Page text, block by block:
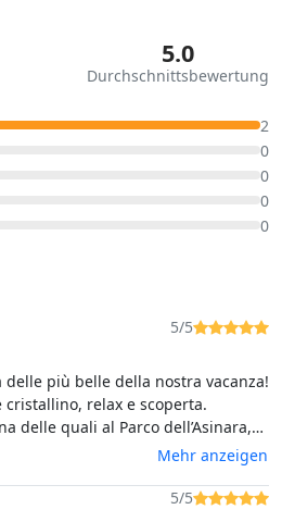
5.0
Durchschnittsbewertung
2
0
0
0
0
5/5
delle più belle della nostra vacanza!
relax e scoperta.
delle quali al Parco dell’Asinara,
gli asinelli selvatici. Aperitivo e
e accogliente, che ha reso questa
Mehr anzeigen
5/5